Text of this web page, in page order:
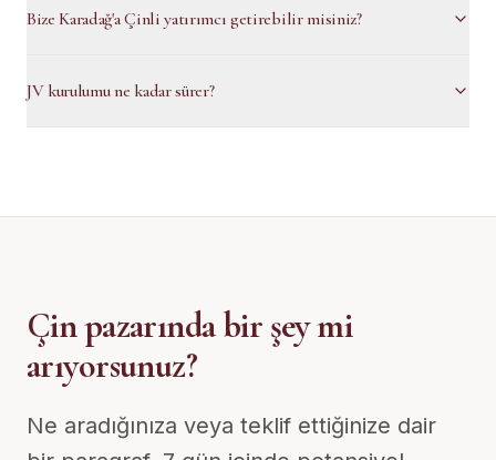
Bize Karadağ'a Çinli yatırımcı getirebilir misiniz?
JV kurulumu ne kadar sürer?
Çin pazarında bir şey mi
arıyorsunuz?
Ne aradığınıza veya teklif ettiğinize dair